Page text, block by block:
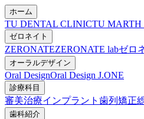
ホーム
TU DENTAL CLINICTU MARTH
ゼロネイト
ZERONATEZERONATE labゼロ
オーラルデザイン
Oral DesignOral Design J.ONE
診療科目
審美治療インプラント 歯列矯正
歯科紹介